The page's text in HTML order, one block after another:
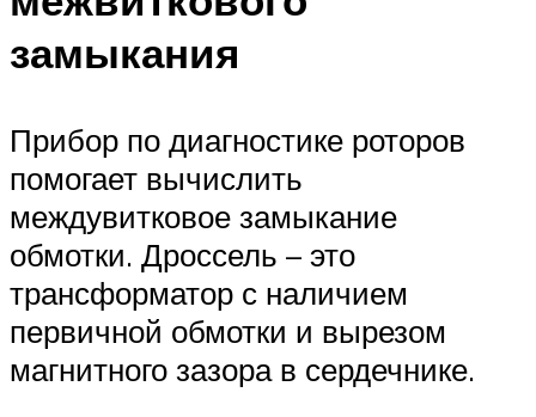
замыкания
Прибор по диагностике роторов
помогает вычислить
междувитковое замыкание
обмотки. Дроссель – это
трансформатор с наличием
первичной обмотки и вырезом
магнитного зазора в сердечнике.